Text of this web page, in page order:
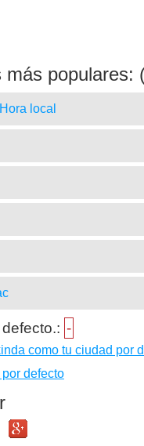
más populares:
local
-
como tu ciudad por
defecto